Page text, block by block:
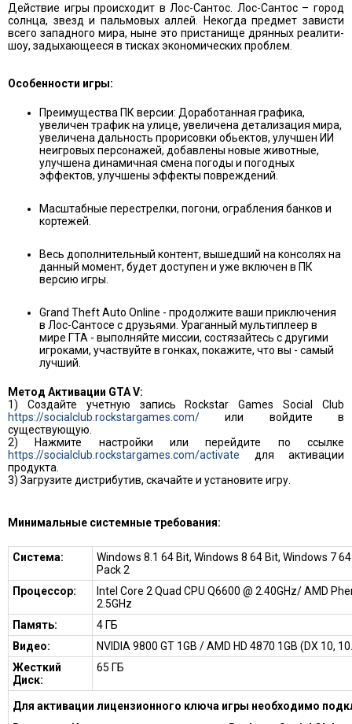
Действие игры происходит в Лос-Сантос. Лос-Сантос – город
солнца, звезд и пальмовых аллей. Некогда предмет зависти
всего западного мира, ныне это пристанище дрянных реалити-
шоу, задыхающееся в тисках экономических проблем.
Особенности игры:
Преимущества ПК версии: Доработанная графика,
увеличен трафик на улице, увеличена детализация мира,
увеличена дальность прорисовки обьектов, улучшен ИИ
неигровых персонажей, добавлены новые животные,
улучшена динамичная смена погоды и погодных
эффектов, улучшены эффекты повреждений.
Масштабные перестрелки, погони, ограбления банков и
кортежей.
Весь дополнительный контент, вышедший на консолях на
данный момент, будет доступен и уже включен в ПК
версию игры.
Grand Theft Auto Online - продолжите ваши приключения
в Лос-Сантосе с друзьями. Ураганный мультиплеер в
мире ГТА - выполняйте миссии, состязайтесь с другими
игроками, участвуйте в гонках, покажите, что вы - самый
лучший.
Метод Активации GTA V:
1) Создайте учетную запись Rockstar Games Social Club
https://socialclub.rockstargames.com/или войдите в
существующую.
2) Нажмите настройки или перейдите по ссылке
https://socialclub.rockstargames.com/activate для активации
продукта.
3) Загрузите дистрибутив, скачайте и установите игру.
Минимальные системные требования:
Система:
Windows 8.1 64 Bit, Windows 8 64 Bit, Windows 7
Pack 2
Процессор:
Intel Core 2 Quad CPU Q6600 @ 2.40GHz/ AMD
2.5GHz
Память:
4 ГБ
Видео:
NVIDIA 9800 GT 1GB / AMD HD 4870 1GB (DX 10,
Жесткий
Диск:
65 ГБ
Для активации лицензионного ключа игры необходимо